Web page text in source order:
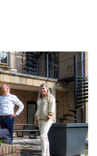
object te bekijken en
als u vragen heeft, meer
klaar om u te helpen bij